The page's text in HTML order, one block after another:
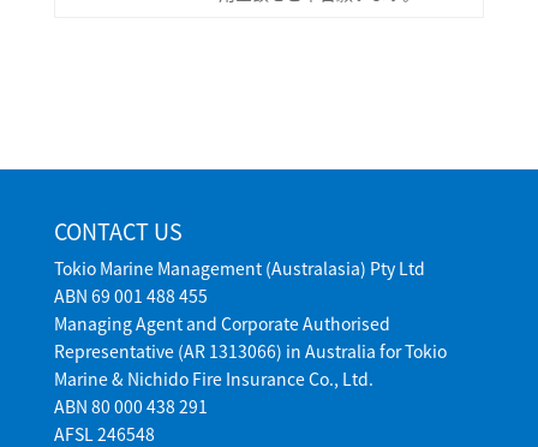
CONTACT US
Tokio Marine Management (Australasia) Pty Ltd
ABN 69 001 488 455
Managing Agent and Corporate Authorised
Representative (AR 1313066) in Australia for Tokio
Marine & Nichido Fire Insurance Co., Ltd.
ABN 80 000 438 291
AFSL 246548